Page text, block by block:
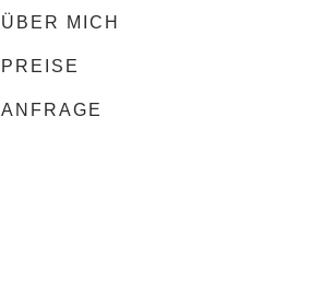
ÜBER MICH
PREISE
ANFRAGE